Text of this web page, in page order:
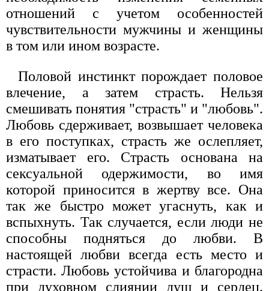
отношений с учетом особенностей
чувствительности мужчины и женщины
в том или ином возрасте.
Половой инстинкт порождает половое
влечение, а затем страсть. Нельзя
смешивать понятия "страсть" и "любовь".
Любовь сдерживает, возвышает человека
в его поступках, страсть же ослепляет,
изматывает его. Страсть основана на
сексуальной одержимости, во имя
которой приносится в жертву все. Она
так же быстро может угаснуть, как и
вспыхнуть. Так случается, если люди не
способны подняться до любви. В
настоящей любви всегда есть место и
страсти. Любовь устойчива и благородна
при духовном слиянии душ и сердец.